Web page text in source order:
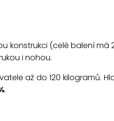
konstrukci (celé balení má
i nohou.
až do 120 kilogramů.
.